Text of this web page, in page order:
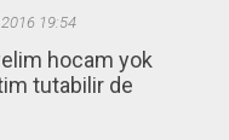
19:54
hocam yok
tutabilir de